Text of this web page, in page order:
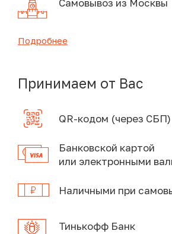
Самовывоз из Москвы
Подробнее
Принимаем от Вас
QR-кодом (через СБП)
Банковской картой
или электронными
Наличными при
Тинькофф Банк